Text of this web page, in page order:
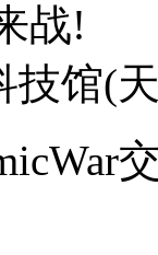
来
技馆(
交